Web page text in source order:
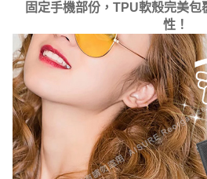
固定手機部份，TPU軟殼完美包
性！